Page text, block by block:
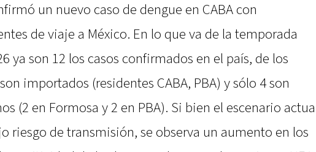
un nuevo caso de dengue en CABA con
de viaje a México. En lo que va de la temporada
ya son 12 los casos confirmados en el país, de los
importados (residentes CABA, PBA) y sólo 4 son
(2 en Formosa y 2 en PBA). Si bien el escenario
riesgo de transmisión, se observa un aumento en los